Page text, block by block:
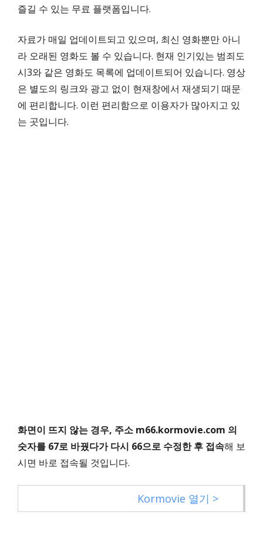
즐길 수 있는 무료 플랫폼입니다.
자료가 매일 업데이트되고 있으며, 최신 영화뿐만 아니
라 오래된 영화도 볼 수 있습니다. 현재 인기있는 범죄도
시3와 같은 영화도 목록에 업데이트되어 있습니다. 영상
은 별도의 링크와 광고 없이 현재창에서 재생되기 때문
에 편리합니다. 이런 편리함으로 이용자가 많아지고 있
는 곳입니다.
화면이 뜨지 않는 경우, 주소 m66.kormovie.com 의
숫자를 67로 바꿨다가 다시 66으로 수정한 후 접속해 보
시면 바로 접속될 것입니다.
Kormovie 열기 >